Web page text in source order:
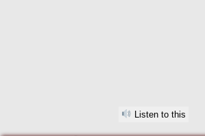
Listen to this